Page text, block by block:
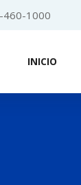
460-1000
INICIO